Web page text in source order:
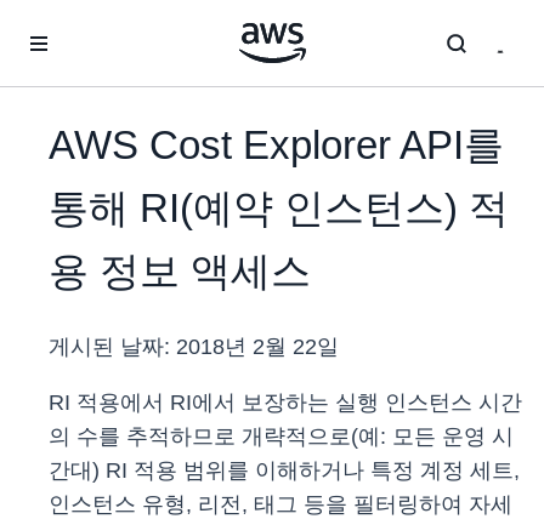
AWS Cost Explorer API를
통해 RI(예약 인스턴스) 적
용 정보 액세스
게시된 날짜: 2018년 2월 22일
RI 적용에서 RI에서 보장하는 실행 인스턴스 시간
의 수를 추적하므로 개략적으로(예: 모든 운영 시
간대) RI 적용 범위를 이해하거나 특정 계정 세트,
인스턴스 유형, 리전, 태그 등을 필터링하여 자세